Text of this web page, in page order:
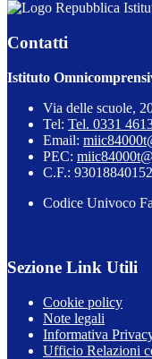
Contatti
Istituto
Via delle scuole,
Tel: Tel. 0331
Email:
PEC:
C.F.: 93018840152
Codice Univoco
Sezione Link Utili
Cookie policy
Note legali
Informativa
Ufficio Relazioni